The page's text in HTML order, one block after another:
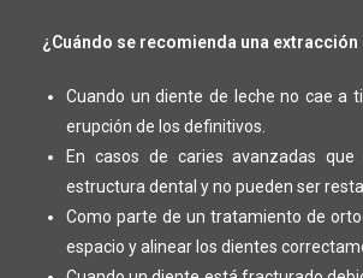
¿Cuándo se recomienda una
Cuando un diente de leche no cae a
erupción de los definitivos.
En casos de caries avanzadas
estructura dental y no pueden ser
Como parte de un tratamiento de
espacio y alinear los dientes